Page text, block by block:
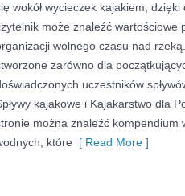
wokół wycieczek kajakiem,
może znaleźć wartościowe
wolnego czasu nad
zarówno dla
uczestników
kajakowe i Kajakarstwo dla
można znaleźć kompendium
które [ Read More ]